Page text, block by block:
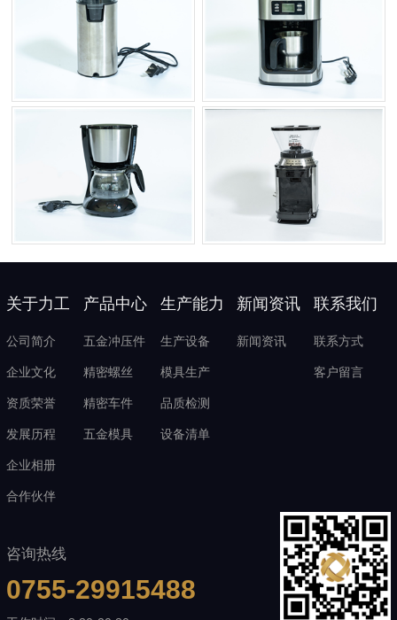
关于力工
公司简介
企业文化
资质荣誉
发展历程
企业相册
合作伙伴
产品中心
五金冲压件
精密螺丝
精密车件
五金模具
生产能力
生产设备
模具生产
品质检测
设备清单
新闻资讯
新闻资讯
联系我们
联系方式
客户留言
咨询热线
0755-29915488